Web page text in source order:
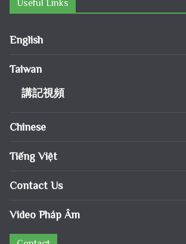
Useful Links
English
Taiwan
講記視頻
Chinese
Tiếng Việt
Contact Us
Video Pháp Âm